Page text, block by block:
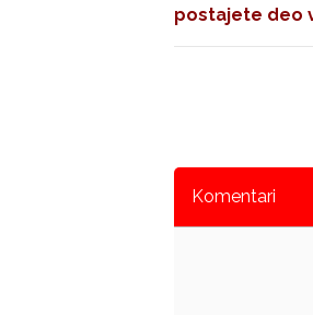
postajete deo
Komentari